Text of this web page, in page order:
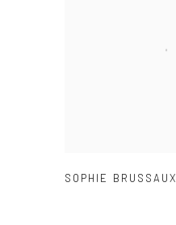
SOPHIE BRUSSAUX